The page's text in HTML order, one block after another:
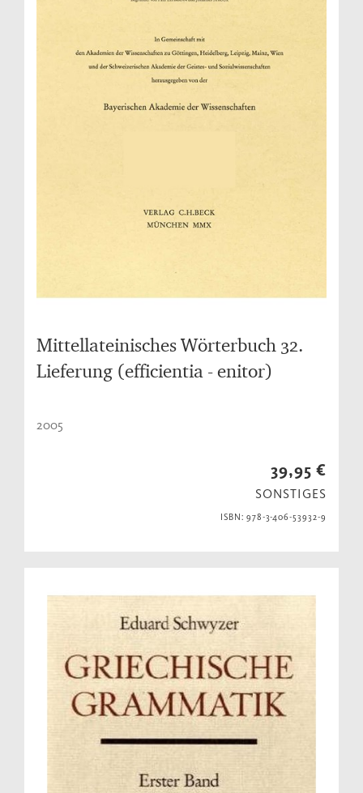
Mittellateinisches Wörterbuch 32.
Lieferung (efficientia - enitor)
2005
39,95 €
SONSTIGES
ISBN: 978-3-406-53932-9